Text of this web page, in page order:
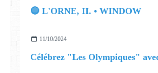
🔵 L'ORNE, II. • WINDOW
11/10/2024